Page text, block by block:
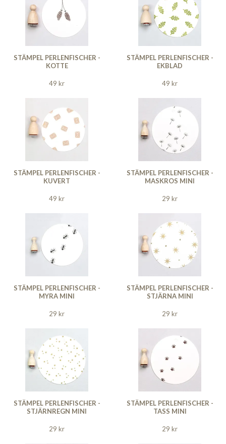
STÄMPEL PERLENFISCHER -
KOTTE
49 kr
STÄMPEL PERLENFISCHER -
EKBLAD
49 kr
STÄMPEL PERLENFISCHER -
KUVERT
49 kr
STÄMPEL PERLENFISCHER -
MASKROS MINI
29 kr
STÄMPEL PERLENFISCHER -
MYRA MINI
29 kr
STÄMPEL PERLENFISCHER -
STJÄRNA MINI
29 kr
STÄMPEL PERLENFISCHER -
STJÄRNREGN MINI
29 kr
STÄMPEL PERLENFISCHER -
TASS MINI
29 kr